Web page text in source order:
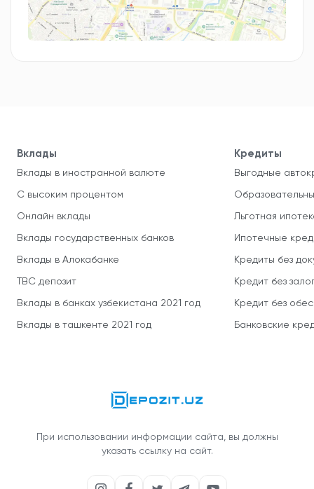
Вклады
Вклады в иностранной валюте
С высоким процентом
Онлайн вклады
Вклады государственных банков
Вклады в Алокабанке
TBC депозит
Вклады в банках узбекистана 2021 год
Вклады в ташкенте 2021 год
Кредиты
Выгодные
Льготная
Ипотечные
Кредиты без
Кредит без
Кредит без
Банковские
При использовании информации сайта, вы должны
указать ссылку на сайт.